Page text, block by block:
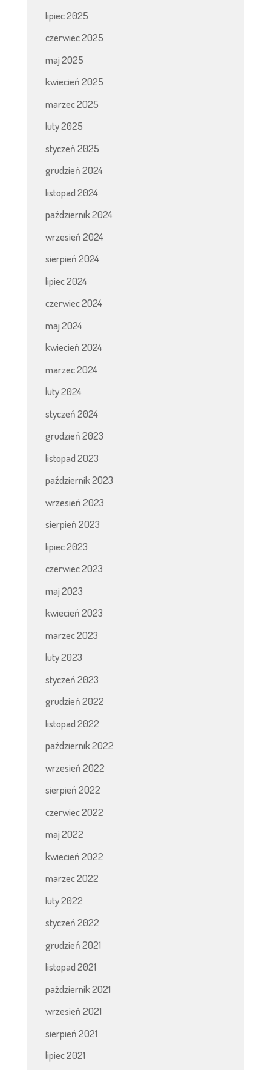
lipiec 2025
czerwiec 2025
maj 2025
kwiecień 2025
marzec 2025
luty 2025
styczeń 2025
grudzień 2024
listopad 2024
październik 2024
wrzesień 2024
sierpień 2024
lipiec 2024
czerwiec 2024
maj 2024
kwiecień 2024
marzec 2024
luty 2024
styczeń 2024
grudzień 2023
listopad 2023
październik 2023
wrzesień 2023
sierpień 2023
lipiec 2023
czerwiec 2023
maj 2023
kwiecień 2023
marzec 2023
luty 2023
styczeń 2023
grudzień 2022
listopad 2022
październik 2022
wrzesień 2022
sierpień 2022
czerwiec 2022
maj 2022
kwiecień 2022
marzec 2022
luty 2022
styczeń 2022
grudzień 2021
listopad 2021
październik 2021
wrzesień 2021
sierpień 2021
lipiec 2021